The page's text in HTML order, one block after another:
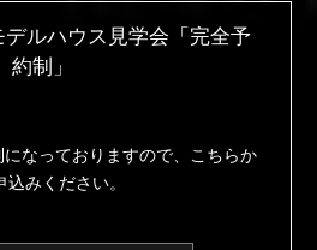
デルハウス見学会「完全予
約制」
なっておりますので、
こちらか
込みください。